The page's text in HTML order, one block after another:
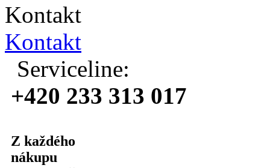
Kontakt
Kontakt
Serviceline:
+420 233 313 017
Z každého
nákupu